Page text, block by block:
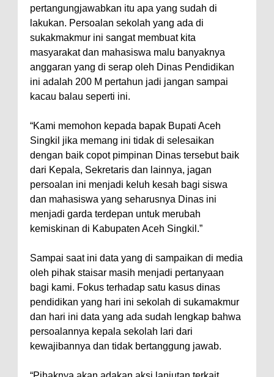
pertangungjawabkan itu apa yang sudah di
lakukan. Persoalan sekolah yang ada di
sukakmakmur ini sangat membuat kita
masyarakat dan mahasiswa malu banyaknya
anggaran yang di serap oleh Dinas Pendidikan
ini adalah 200 M pertahun jadi jangan sampai
kacau balau seperti ini.
“Kami memohon kepada bapak Bupati Aceh
Singkil jika memang ini tidak di selesaikan
dengan baik copot pimpinan Dinas tersebut baik
dari Kepala, Sekretaris dan lainnya, jagan
persoalan ini menjadi keluh kesah bagi siswa
dan mahasiswa yang seharusnya Dinas ini
menjadi garda terdepan untuk merubah
kemiskinan di Kabupaten Aceh Singkil.”
Sampai saat ini data yang di sampaikan di media
oleh pihak staisar masih menjadi pertanyaan
bagi kami. Fokus terhadap satu kasus dinas
pendidikan yang hari ini sekolah di sukamakmur
dan hari ini data yang ada sudah lengkap bahwa
persoalannya kepala sekolah lari dari
kewajibannya dan tidak bertanggung jawab.